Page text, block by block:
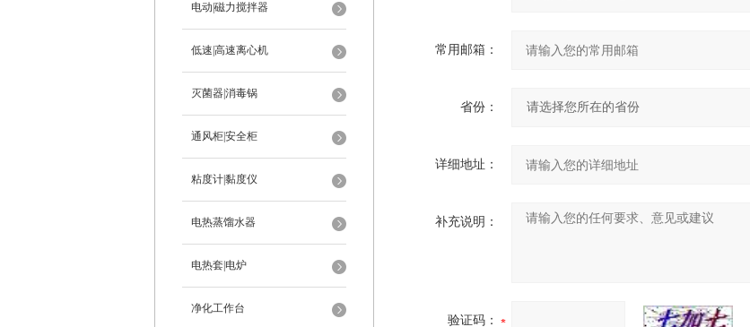
电动|磁力搅拌器
低速|高速离心机
灭菌器|消毒锅
通风柜|安全柜
粘度计|黏度仪
电热蒸馏水器
电热套|电炉
净化工作台
常用邮箱：
省份：
详细地址：
补充说明：
验证码：